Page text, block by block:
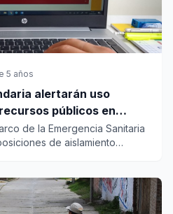
5 años
alertarán uso
públicos en
de la Emergencia Sanitaria
de aislamiento